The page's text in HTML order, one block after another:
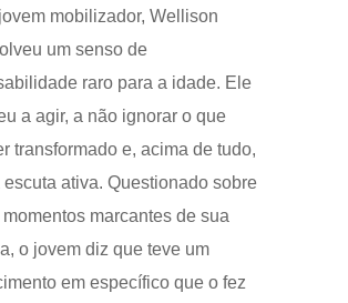
mobilizador, Wellison
um senso de
raro para a idade. Ele
a agir, a não ignorar o que
transformado e, acima de tudo,
escuta ativa. Questionado sobre
marcantes de sua
o jovem diz que teve um
em específico que o fez